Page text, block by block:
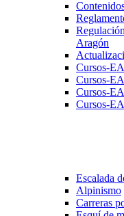
Aragón
Cursos-
Cursos-
Cursos-
Cursos-
Escalada
Alpinismo
Carreras